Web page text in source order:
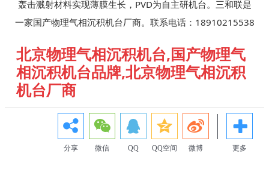
轰击溅射材料实现薄膜生长，PVD为自主研机台。三和联是
一家国产物理气相沉积机台厂商。联系电话：18910215538
北京物理气相沉积机台,国产物理气
相沉积机台品牌,北京物理气相沉积
机台厂商
分享 微信 QQ QQ空间 微博 更多